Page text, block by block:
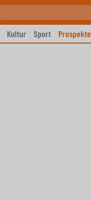
Kultur Sport Prospekte